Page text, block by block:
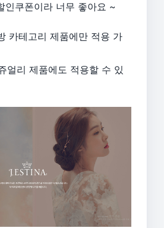
인쿠폰이라 너무 좋아요 ~
카테고리 제품에만 적용 가
얼리 제품에도 적용할 수 있